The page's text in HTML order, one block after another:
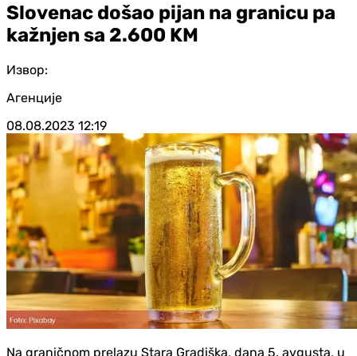
Slovenac došao pijan na granicu pa
kažnjen sa 2.600 KM
Извор:
Агенције
08.08.2023 12:19
​Na graničnom prelazu Stara Gradiška, dana 5. avgusta, u